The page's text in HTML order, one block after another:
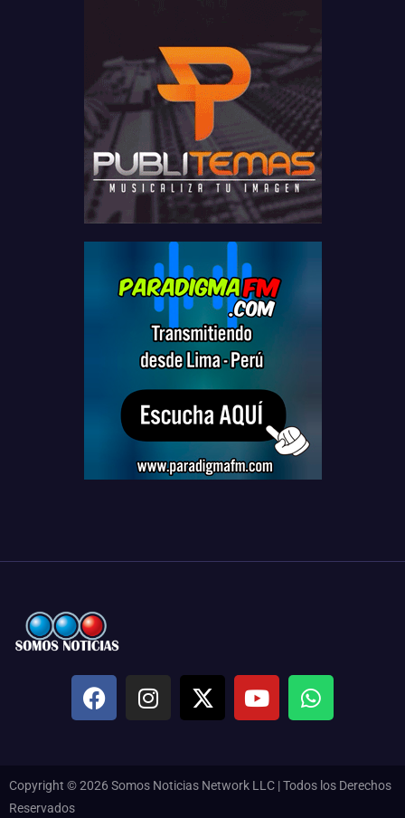
Copyright © 2026 Somos Noticias Network LLC | Todos los Derechos
Reservados